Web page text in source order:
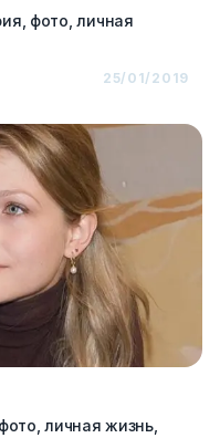
фото, личная
25/01/2019
личная жизнь,